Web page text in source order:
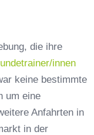
die ihre
innen
keine bestimmte
um eine
Anfahrten in
in der